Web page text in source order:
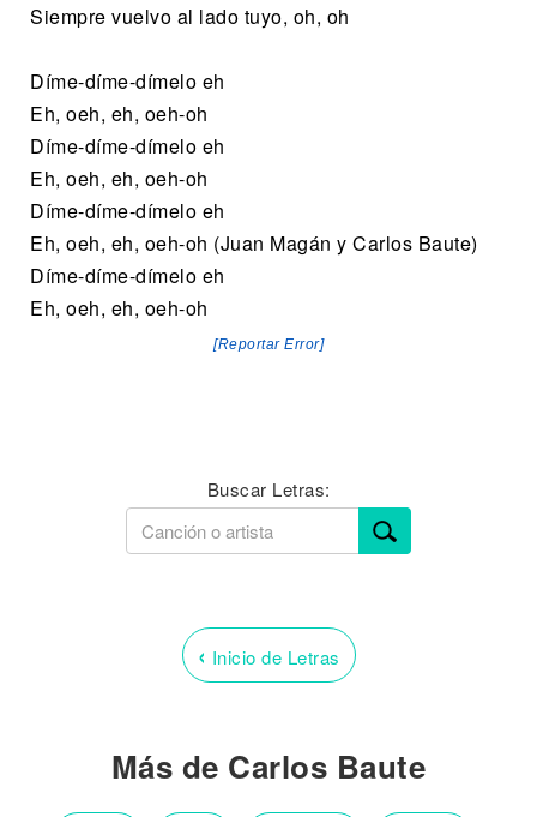
Siempre vuelvo al lado tuyo, oh, oh
Díme-díme-dímelo eh
Eh, oeh, eh, oeh-oh
Díme-díme-dímelo eh
Eh, oeh, eh, oeh-oh
Díme-díme-dímelo eh
Eh, oeh, eh, oeh-oh (Juan Magán y Carlos Baute)
Díme-díme-dímelo eh
Eh, oeh, eh, oeh-oh
[Reportar Error]
Buscar Letras:
‹ Inicio de Letras
Más de Carlos Baute